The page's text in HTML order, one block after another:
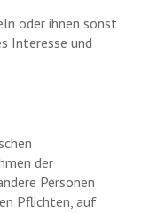
oder ihnen sonst
Interesse und
der
Personen
Pflichten, auf